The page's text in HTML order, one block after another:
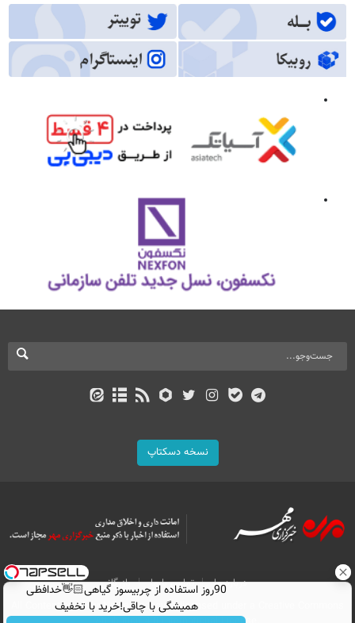
نسخه دسکتاپ
درباره ما تماس با ما
بازرگانی
All Content by Mehr News Agency is licensed under a Creative Commons
90روز استفاده از چربیسوز گیاهی👋🏻خدافظی
همیشگی با چاقی!خرید با تخفیف